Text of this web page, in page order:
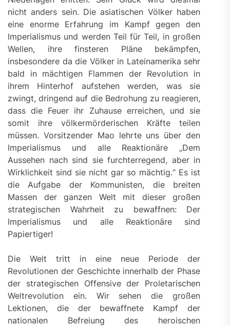
nicht anders sein. Die asiatischen Völker haben
eine enorme Erfahrung im Kampf gegen den
Imperialismus und werden Teil für Teil, in großen
Wellen, ihre finsteren Pläne bekämpfen,
insbesondere da die Völker in Lateinamerika sehr
bald in mächtigen Flammen der Revolution in
ihrem Hinterhof aufstehen werden, was sie
zwingt, dringend auf die Bedrohung zu reagieren,
dass die Feuer ihr Zuhause erreichen, und sie
somit ihre völkermörderischen Kräfte teilen
müssen. Vorsitzender Mao lehrte uns über den
Imperialismus und alle Reaktionäre „Dem
Aussehen nach sind sie furchterregend, aber in
Wirklichkeit sind sie nicht gar so mächtig.“ Es ist
die Aufgabe der Kommunisten, die breiten
Massen der ganzen Welt mit dieser großen
strategischen Wahrheit zu bewaffnen: Der
Imperialismus und alle Reaktionäre sind
Papiertiger!
Die Welt tritt in eine neue Periode der
Revolutionen der Geschichte innerhalb der Phase
der strategischen Offensive der Proletarischen
Weltrevolution ein. Wir sehen die großen
Lektionen, die der bewaffnete Kampf der
nationalen Befreiung des heroischen